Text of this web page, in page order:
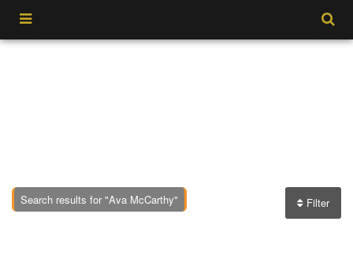
Filter
Search results for "Ava McCarthy"